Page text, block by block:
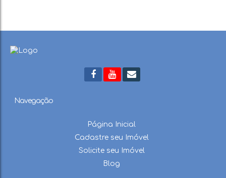
Navegação
Página Inicial
Cadastre seu Imóvel
Solicite seu Imóvel
Blog